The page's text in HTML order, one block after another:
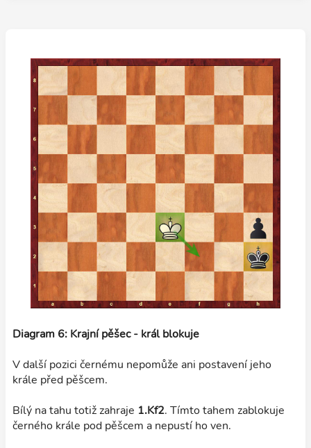
Diagram 6: Krajní pěšec - král blokuje
V další pozici černému nepomůže ani postavení jeho
krále před pěšcem.
Bílý na tahu totiž zahraje 1.Kf2. Tímto tahem zablokuje
černého krále pod pěšcem a nepustí ho ven.